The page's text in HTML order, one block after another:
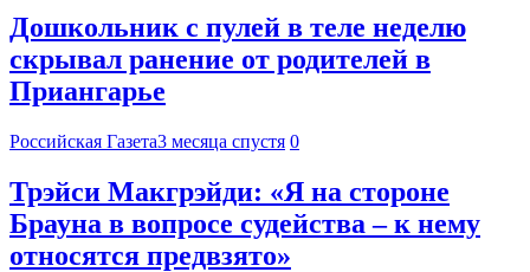
Дошкольник с пулей в теле неделю
скрывал ранение от родителей в
Приангарье
Российская Газета3 месяца спустя 0
Трэйси Макгрэйди: «Я на стороне
Брауна в вопросе судейства – к нему
относятся предвзято»